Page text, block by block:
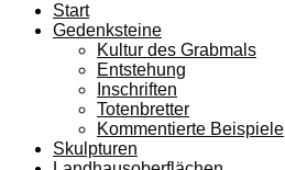
Start
Gedenksteine
Kultur des Grabmals
Entstehung
Inschriften
Totenbretter
Kommentierte Beispiele
Skulpturen